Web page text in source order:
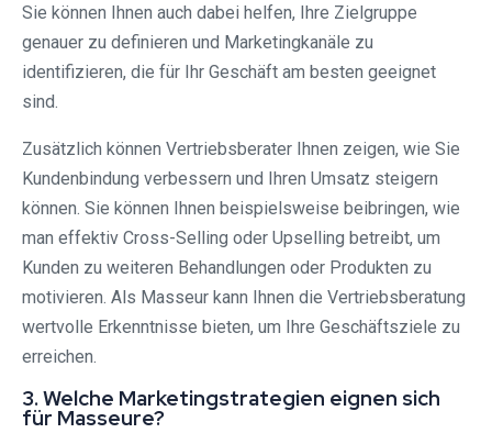
Sie können Ihnen auch dabei helfen, Ihre Zielgruppe
genauer zu definieren und Marketingkanäle zu
identifizieren, die für Ihr Geschäft am besten geeignet
sind.
Zusätzlich können Vertriebsberater Ihnen zeigen, wie Sie
Kundenbindung verbessern und Ihren Umsatz steigern
können. Sie können Ihnen beispielsweise beibringen, wie
man effektiv Cross-Selling oder Upselling betreibt, um
Kunden zu weiteren Behandlungen oder Produkten zu
motivieren. Als Masseur kann Ihnen die Vertriebsberatung
wertvolle Erkenntnisse bieten, um Ihre Geschäftsziele zu
erreichen.
3. Welche Marketingstrategien eignen sich
für Masseure?